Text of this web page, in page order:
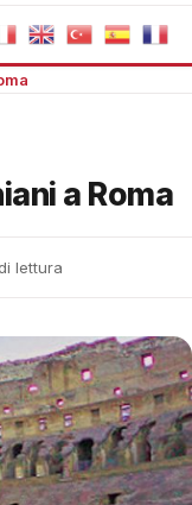
a Roma
lettura